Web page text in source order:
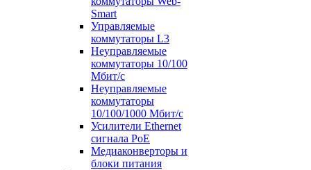
Smart
Управляемые
коммутаторы L3
Неуправляемые
коммутаторы 10/100
Мбит/с
Неуправляемые
коммутаторы
10/100/1000 Мбит/с
Усилители Ethernet
сигнала PoE
Медиаконверторы и
блоки питания